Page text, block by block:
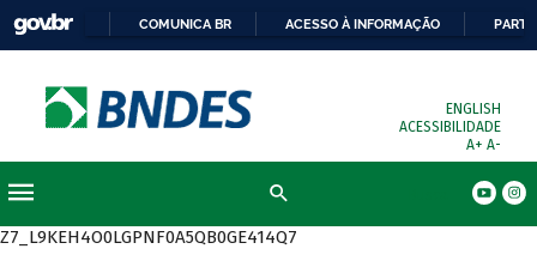
COMUNICA BR ACESSO À INFORMAÇÃO
ENGLISH
ACESSIBILIDADE
A+ A-
Z7_L9KEH4O0LGPNF0A5QB0GE414Q7